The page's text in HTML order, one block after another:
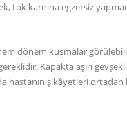
tok karnına egzersiz
dönem kusmalar
Kapakta aşırı
hastanın şikâyetleri ortadan